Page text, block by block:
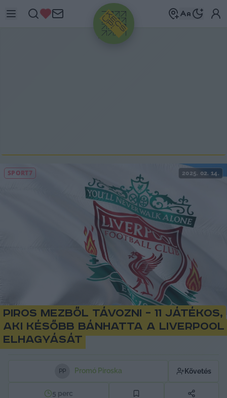
HIRDETÉS
SPORT7 2025. 02. 14.
Piros mezből távozni – 11 játékos,
aki később bánhatta a Liverpool
elhagyását
PP Promó Piroska Követés
5 perc